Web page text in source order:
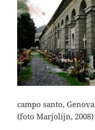
campo santo, Genova
(foto Marjolijn, 2008)